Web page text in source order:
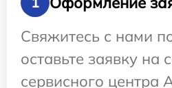
Свяжитесь с нами
оставьте заявку на
сервисного центра